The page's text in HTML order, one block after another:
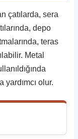
çatılarda, sera
depo
teras
Metal
yardımcı olur.